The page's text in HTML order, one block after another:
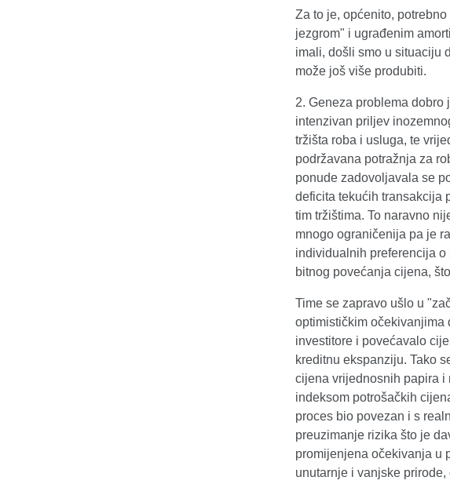
Za to je, općenito,
jezgrom" i ugrađenim
imali, došli smo u situaciju
može još više produbiti.
2. Geneza problema
intenzivan priljev
tržišta roba i usluga, te
podržavana potražnja za
ponude zadovoljavala se
deficita tekućih transakcija
tim tržištima. To naravno
mnogo ograničenija pa je
individualnih preferencija
bitnog povećanja cijena,
Time se zapravo ušlo u
optimističkim očekivanjima
investitore i povećavalo
kreditnu ekspanziju. Tako
cijena vrijednosnih papira i
indeksom potrošačkih
proces bio povezan i s
preuzimanje rizika što je
promijenjena očekivanja u
unutarnje i vanjske